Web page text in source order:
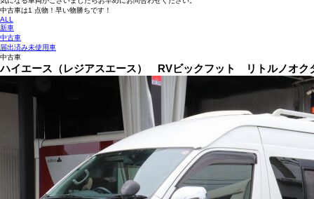
中古車は1 点物！早い物勝ちです！
ALL
新車
中古車
届出済み未使用車
中古車
ハイエース（レジアスエース） RVビックフット リトルノオク